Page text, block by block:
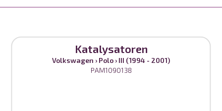
Katalysatoren
Volkswagen › Polo › III (1994 - 2001)
PAM1090138